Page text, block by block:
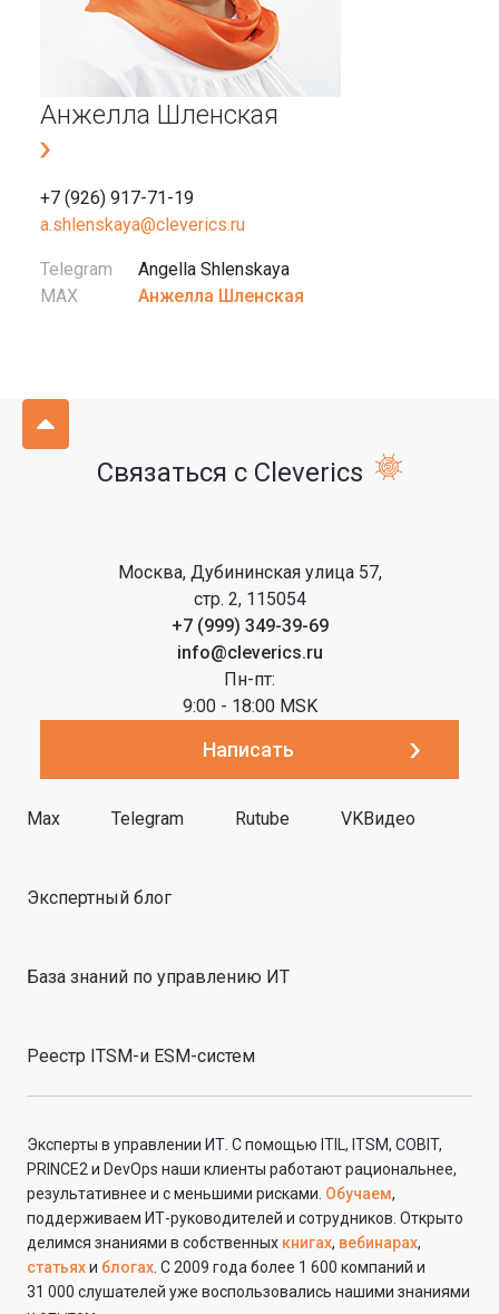
Анжелла Шленская
+7 (926) 917-71-19
a.shlenskaya@cleverics.ru
Telegram
Angella Shlenskaya
MAX
Анжелла Шленская
Связаться с Cleverics
Москва, Дубининская улица 57,
стр. 2, 115054
+7 (999) 349-39-69
info@cleverics.ru
Пн-пт:
9:00 - 18:00 MSK
Написать
Max Telegram Rutube VKВидео
Экспертный блог
База знаний по управлению ИТ
Реестр ITSM-и ESM-систем
Эксперты в управлении ИТ. С помощью ITIL, ITSM, COBIT,
PRINCE2 и DevOps наши клиенты работают рациональнее,
результативнее и с меньшими рисками. Обучаем,
поддерживаем ИТ-руководителей и сотрудников. Открыто
делимся знаниями в собственных книгах, вебинарах,
статьяхи блогах . С 2009 года более 1 600 компаний и
31 000 слушателей уже воспользовались нашими знаниями